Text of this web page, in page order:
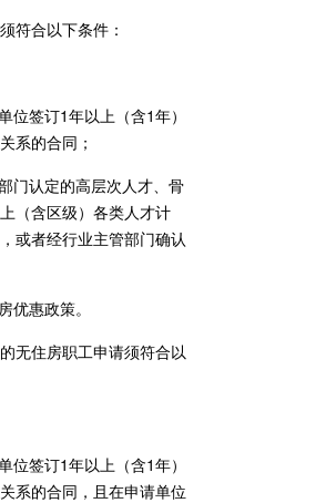
符合以下条件：
位签订1年以上（含1年）
系的合同；
门认定的高层次人才、骨
（含区级）各类人才计
或者经行业主管部门确认
优惠政策。
无住房职工申请须符合以
位签订1年以上（含1年）
系的合同，且在申请单位